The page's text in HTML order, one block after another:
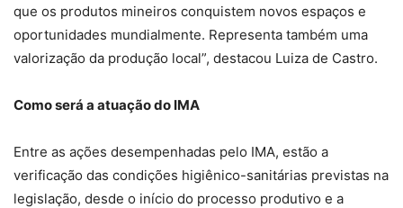
que os produtos mineiros conquistem novos espaços e
oportunidades mundialmente. Representa também uma
valorização da produção local”, destacou Luiza de Castro.
Como será a atuação do IMA
Entre as ações desempenhadas pelo IMA, estão a
verificação das condições higiênico-sanitárias previstas na
legislação, desde o início do processo produtivo e a